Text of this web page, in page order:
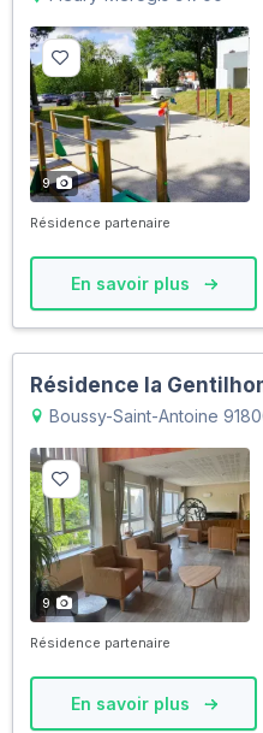
9
Résidence partenaire
En savoir plus
Résidence la
Boussy-Saint-Antoine
9
Résidence partenaire
En savoir plus